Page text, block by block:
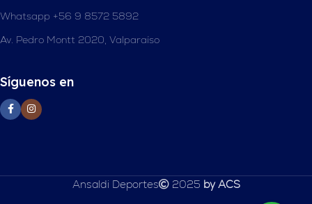
Whatsapp +56 9 8572 5892
Av. Pedro Montt 2020, Valparaíso
Síguenos en
Ansaldi Deportes 2025 by ACS